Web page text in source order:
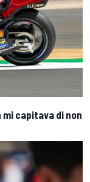
mi capitava di non